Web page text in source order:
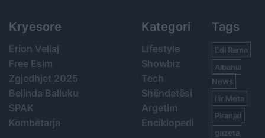
Kryesore
Erion Veliaj
Free Esim
Zgjedhjet 2025
Belinda Balluku
SPAK
Kombëtarja
Kategori
Lifestyle
Showbiz
Tech
Shëndetësi
Argetim
Enciklopedi
Tags
Edi Rama
Albania
News
Ilir Meta
Piranjat
gazeta,